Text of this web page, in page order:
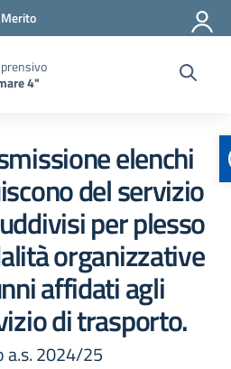
4"
elenchi
del servizio
per plesso
organizzative
affidati agli
di trasporto.
a.s. 2024/25